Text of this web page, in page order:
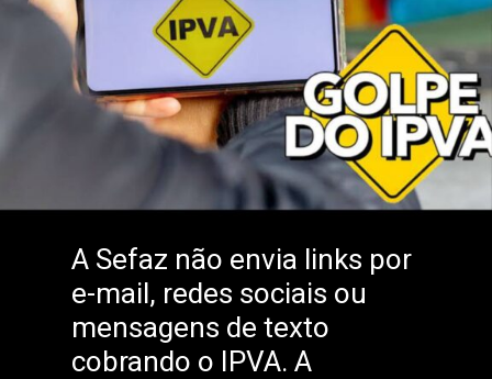
A Sefaz não envia links por
e-mail, redes sociais ou
mensagens de texto
cobrando o IPVA. A